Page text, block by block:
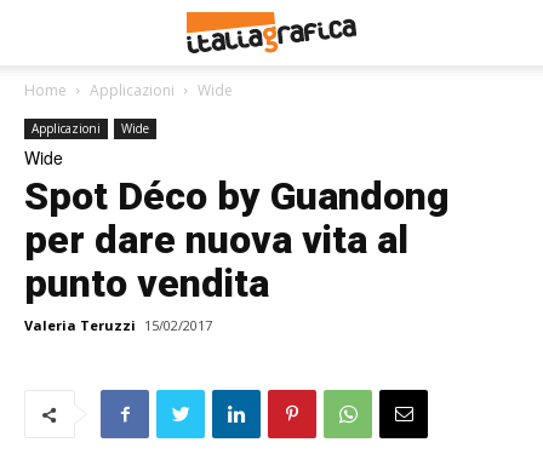
Home Applicazioni Wide
Applicazioni Wide
Wide
Spot Déco by Guandong
per dare nuova vita al
punto vendita
Valeria Teruzzi 15/02/2017